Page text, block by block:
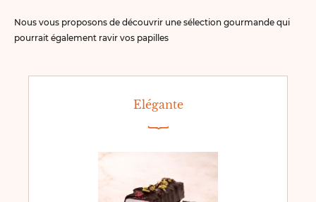
Nous vous proposons de découvrir une sélection gourmande qui
pourrait également ravir vos papilles
Elégante